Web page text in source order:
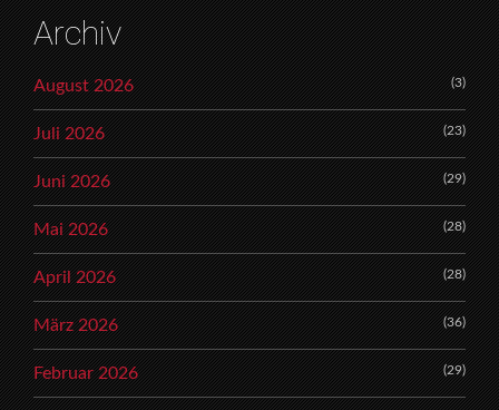
Archiv
August 2026 (3)
Juli 2026 (23)
Juni 2026 (29)
Mai 2026 (28)
April 2026 (28)
März 2026 (36)
Februar 2026 (29)